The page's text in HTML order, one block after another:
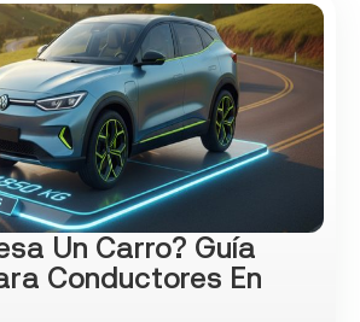
Un Carro? Guía
Conductores En